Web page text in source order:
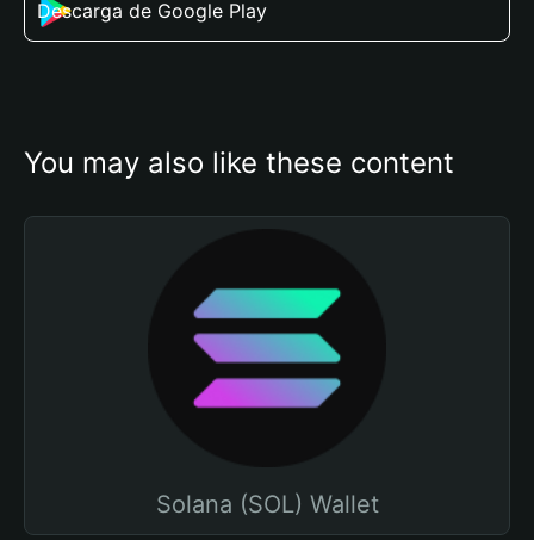
Descarga de Google Play
You may also like these content
Solana (SOL) Wallet